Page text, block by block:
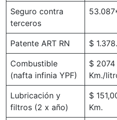
Seguro contra
terceros
Patente ART RN $
Combustible
(nafta infinia YPF)
$
Km./
Lubricación y
filtros (2 x año)
$
Km.